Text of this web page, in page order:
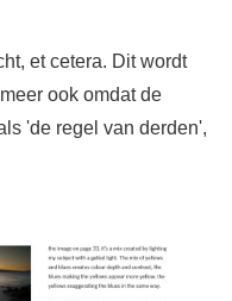
et cetera. Dit wordt
ook omdat de
'de regel van derden',